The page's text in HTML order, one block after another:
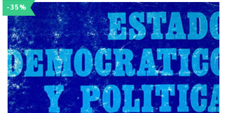
-35%